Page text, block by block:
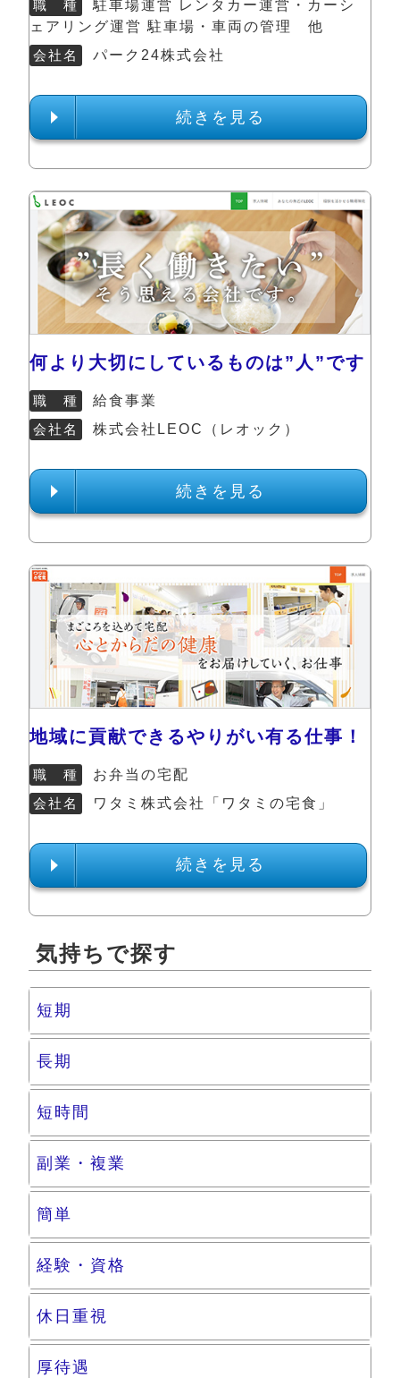
職 種
駐車場運営 レンタカー運営・カーシ
ェアリング運営 駐車場・車両の管理 他
会社名
パーク24株式会社
続きを見る
何より大切にしているものは”人”です
職 種
給食事業
会社名
株式会社LEOC（レオック）
続きを見る
地域に貢献できるやりがい有る仕事！
職 種
お弁当の宅配
会社名
ワタミ株式会社「ワタミの宅食」
続きを見る
気持ちで探す
短期
長期
短時間
副業・複業
簡単
経験・資格
休日重視
厚待遇